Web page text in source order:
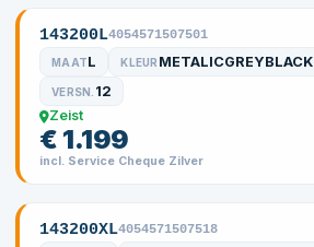
143200L4054571507501
MAATL KLEUR METALICGREYBLACK
VERSN. 12
Zeist
€ 1.199
incl. Service Cheque Zilver
143200XL4054571507518